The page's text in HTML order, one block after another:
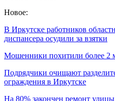
Новое:
В Иркутске работников
диспансера осудили за взятки
Мошенники похитили более 2
Подрядчики очищают
ограждения в Иркутске
На 80% закончен ремонт